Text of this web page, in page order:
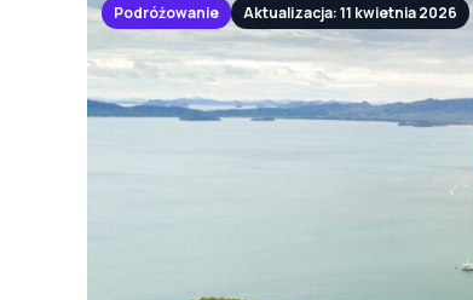
Podróżowanie Aktualizacja: 11 kwietnia 2026